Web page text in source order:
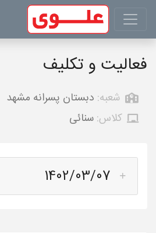
فعالیت و تکلیف
شعبه: دبستان پسرانه مشهد
کلاس: سنائی
1402/03/07